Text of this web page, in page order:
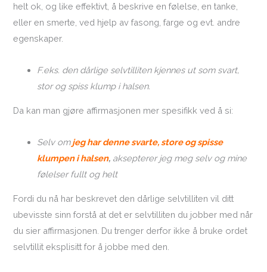
helt ok, og like effektivt, å beskrive en følelse, en tanke,
eller en smerte, ved hjelp av fasong, farge og evt. andre
egenskaper.
F.eks. den dårlige selvtilliten kjennes ut som svart,
stor og spiss klump i halsen.
Da kan man gjøre affirmasjonen mer spesifikk ved å si:
Selv omjeg har denne svarte, store og spisse
klumpen i halsen,aksepterer jeg meg selv og mine
følelser fullt og helt
Fordi du nå har beskrevet den dårlige selvtilliten vil ditt
ubevisste sinn forstå at det er selvtilliten du jobber med når
du sier affirmasjonen. Du trenger derfor ikke å bruke ordet
selvtillit eksplisitt for å jobbe med den.